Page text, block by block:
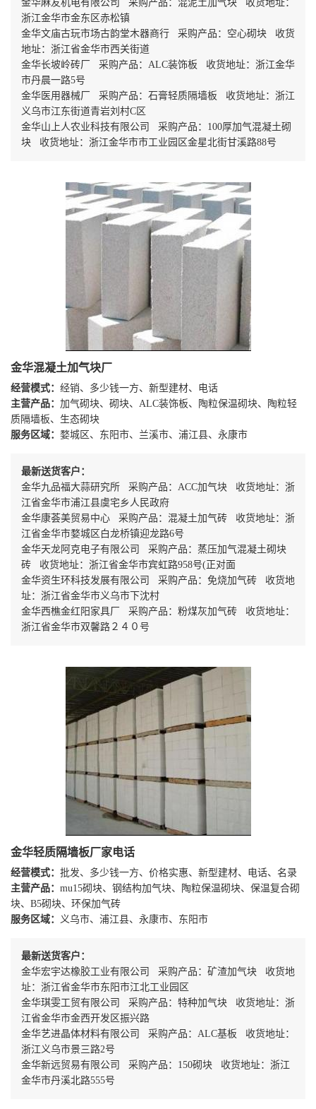
金华麻友机电有限公司 采购产品：混泥土加气块 收货地址：
浙江金华市金东区赤松镇
金华文庙古玩市场古韵堂木器商行 采购产品：空心砌块 收货
地址：浙江省金华市西关街道
金华长坡岭砖厂 采购产品：ALC装饰板 收货地址：浙江金华
市丹晨一路5号
金华医用器械厂 采购产品：石膏轻质隔墙板 收货地址：浙江
义乌市江东街道青岩刘村C区
金华山上人农业科技有限公司 采购产品：100厚加气混凝土砌
块 收货地址：浙江金华市市工业园区金星北街甘溪路88号
金华混凝土加气块厂
经营模式： 经销、多少钱一方、新型建材、电话
主营产品： 加气砌块、砌块、ALC装饰板、陶粒保温砌块、陶粒轻
质隔墙板、生态砌块
服务区域： 婺城区、东阳市、兰溪市、浦江县、永康市
最新送货客户：
金华九品福大蒜研究所 采购产品：ACC加气块 收货地址：浙
江省金华市浦江县虞宅乡人民政府
金华康荟美贸易中心 采购产品：混凝土加气砖 收货地址：浙
江省金华市婺城区白龙桥镇迎龙路6号
金华天龙阿克电子有限公司 采购产品：蒸压加气混凝土砌块
砖 收货地址：浙江省金华市宾虹路958号(正对面
金华资生环科技发展有限公司 采购产品：免烧加气砖 收货地
址：浙江省金华市义乌市下沈村
金华西樵金红阳家具厂 采购产品：粉煤灰加气砖 收货地址：
浙江省金华市双馨路２４０号
金华轻质隔墙板厂家电话
经营模式： 批发、多少钱一方、价格实惠、新型建材、电话、名录
主营产品： mu15砌块、钢结构加气块、陶粒保温砌块、保温复合砌
块、B5砌块、环保加气砖
服务区域：
义乌市、浦江县、永康市、东阳市
最新送货客户：
金华宏宇达橡胶工业有限公司 采购产品：矿渣加气块 收货地
址：浙江省金华市东阳市江北工业园区
金华琪雯工贸有限公司 采购产品：特种加气块 收货地址：浙
江省金华市金西开发区振兴路
金华艺进晶体材料有限公司 采购产品：ALC基板 收货地址：
浙江义乌市景三路2号
金华新远贸易有限公司 采购产品：150砌块 收货地址：浙江
金华市丹溪北路555号